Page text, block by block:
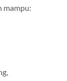
mampu: